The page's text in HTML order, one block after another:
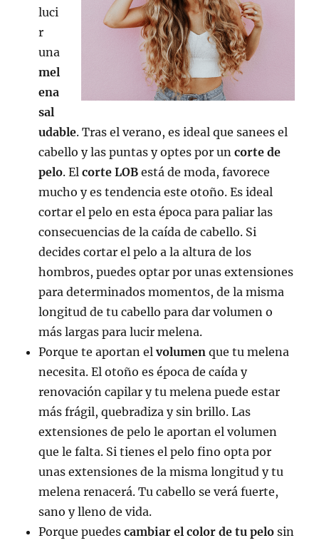
luci
r
una
mel
ena
sal
udable. Tras el verano, es ideal que sanees el
cabello y las puntas y optes por uncorte de
pelo. Elcorte LOB está de moda, favorece
mucho y es tendencia este otoño. Es ideal
cortar el pelo en esta época para paliar las
consecuencias de la caída de cabello. Si
decides cortar el pelo a la altura de los
hombros, puedes optar por unas extensiones
para determinados momentos, de la misma
longitud de tu cabello para dar volumen o
más largas para lucir melena.
Porque te aportan elvolumen que tu melena
necesita. El otoño es época de caída y
renovación capilar y tu melena puede estar
más frágil, quebradiza y sin brillo. Las
extensiones de pelo le aportan el volumen
que le falta. Si tienes el pelo fino opta por
unas extensiones de la misma longitud y tu
melena renacerá. Tu cabello se verá fuerte,
sano y lleno de vida.
Porque puedescambiar el color de tu pelosin